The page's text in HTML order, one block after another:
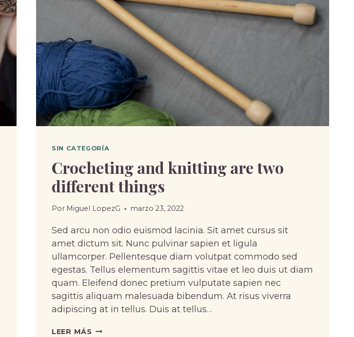
SIN CATEGORÍA
Crocheting and knitting are two
different things
Por Miguel LopezG marzo 23, 2022
Sed arcu non odio euismod lacinia. Sit amet cursus sit
amet dictum sit. Nunc pulvinar sapien et ligula
ullamcorper. Pellentesque diam volutpat commodo sed
egestas. Tellus elementum sagittis vitae et leo duis ut diam
quam. Eleifend donec pretium vulputate sapien nec
sagittis aliquam malesuada bibendum. At risus viverra
adipiscing at in tellus. Duis at tellus…
LEER MÁSCROCHETING